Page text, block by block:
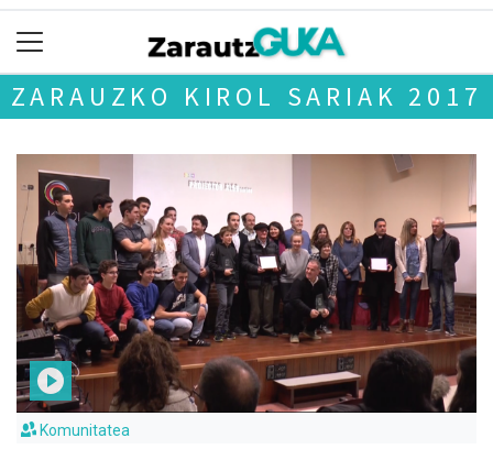
ZARAUZKO KIROL SARIAK 2017
Komunitatea